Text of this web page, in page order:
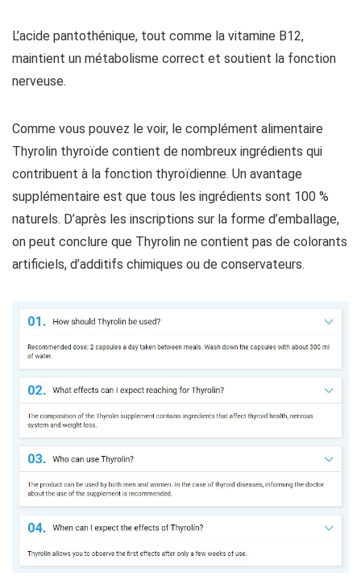
L’acide pantothénique, tout comme la vitamine B12,
maintient un métabolisme correct et soutient la fonction
nerveuse.
Comme vous pouvez le voir, le complément alimentaire
Thyrolin thyroïde contient de nombreux ingrédients qui
contribuent à la fonction thyroïdienne. Un avantage
supplémentaire est que tous les ingrédients sont 100 %
naturels. D’après les inscriptions sur la forme d’emballage,
on peut conclure que Thyrolin ne contient pas de colorants
artificiels, d’additifs chimiques ou de conservateurs.